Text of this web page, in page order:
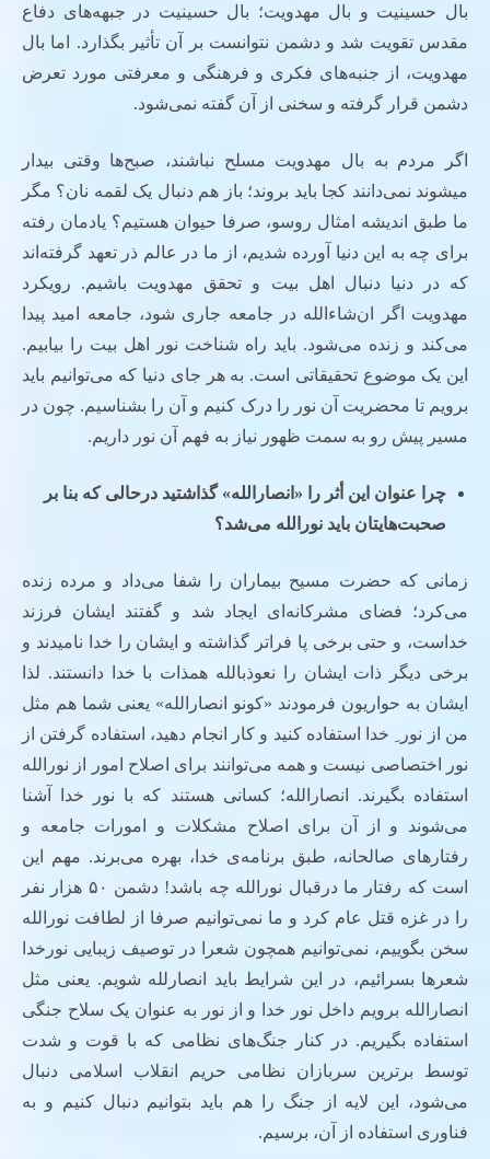
بال حسینیت و بال مهدویت؛ بال حسینیت در جبهه‌های دفاع
مقدس تقویت شد و دشمن نتوانست بر آن تأثیر بگذارد. اما بال
مهدویت، از جنبه‌های فکری و فرهنگی و معرفتی مورد تعرض
دشمن قرار گرفته و سخنی از آن گفته نمی‌شود.
اگر مردم به بال مهدویت مسلح نباشند، صبح‌ها وقتی بیدار
میشوند نمی‌دانند کجا باید بروند؛ باز هم دنبال یک لقمه نان؟ مگر
ما طبق اندیشه امثال روسو، صرفا حیوان هستیم؟ یادمان رفته
برای چه به این دنیا آورده شدیم، از ما در عالم ذر تعهد گرفته‌اند
که در دنیا دنبال اهل بیت و تحقق مهدویت باشیم. رویکرد
مهدویت اگر ان‌شاءالله در جامعه جاری شود، جامعه امید پیدا
می‌کند و زنده می‌شود. باید راه شناخت نور اهل بیت را بیابیم.
این یک موضوع تحقیقاتی است. به هر جای دنیا که می‌توانیم باید
برویم تا محضریت آن نور را درک کنیم و آن را بشناسیم. چون در
مسیر پیش رو به سمت ظهور نیاز به فهم آن نور داریم.
چرا عنوان این أثر را «انصارالله» گذاشتید درحالی که بنا بر
صحبت‌هایتان باید نورالله می‌شد؟
زمانی که حضرت مسیح بیماران را شفا می‌داد و مرده زنده
می‌کرد؛ فضای مشرکانه‌ای ایجاد شد و گفتند ایشان فرزند
خداست، و حتی برخی پا فراتر گذاشته و ایشان را خدا نامیدند و
برخی دیگر ذات ایشان را نعوذبالله همذات با خدا دانستند. لذا
ایشان به حواریون فرمودند «کونو انصارالله» یعنی شما هم مثل
من از نور ِ خدا استفاده کنید و کار انجام دهید، استفاده گرفتن از
نور اختصاصی نیست و همه می‌توانند برای اصلاح امور از نورالله
استفاده بگیرند. انصارالله؛ کسانی هستند که با نور خدا آشنا
می‌شوند و از آن برای اصلاح مشکلات و امورات جامعه و
رفتارهای صالحانه، طبق برنامه‌ی خدا، بهره می‌برند. مهم این
است که رفتار ما درقبال نورالله چه باشد! دشمن ۵۰ هزار نفر
را در غزه قتل عام کرد و ما نمی‌توانیم صرفا از لطافت نورالله
سخن بگوییم، نمی‌توانیم همچون شعرا در توصیف زیبایی نورخدا
شعرها بسرائیم، در این شرایط باید انصارلله شویم. یعنی مثل
انصارالله برویم داخل نور خدا و از نور به عنوان یک سلاح جنگی
استفاده بگیریم. در کنار جنگ‌های نظامی که با قوت و شدت
توسط برترین سربازان نظامی حریم انقلاب اسلامی دنبال
می‌شود، این لایه از جنگ را هم باید بتوانیم دنبال کنیم و به
فناوری استفاده از آن، برسیم.